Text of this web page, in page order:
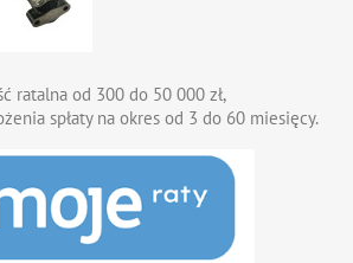
ratalna od 300 do 50 000 zł,
spłaty na okres od 3 do 60 miesięcy.